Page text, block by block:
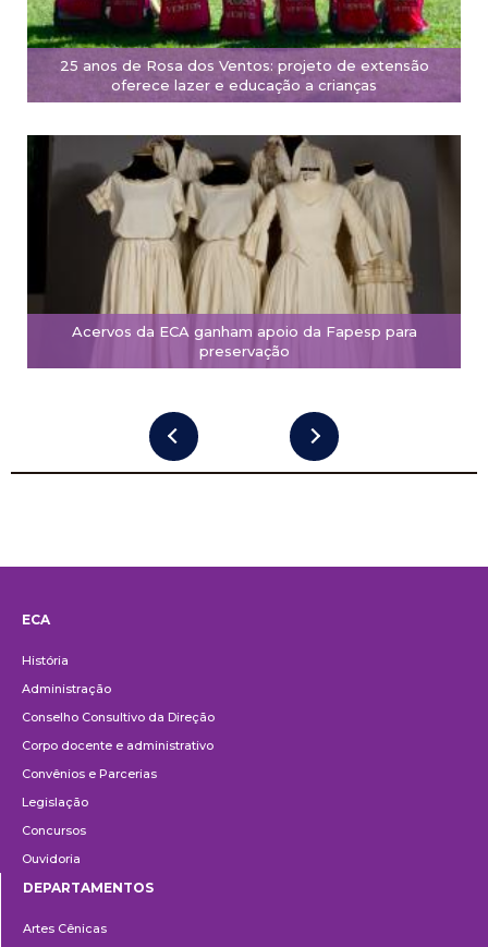
25 anos de Rosa dos Ventos: projeto de extensão
oferece lazer e educação a crianças
Acervos da ECA ganham apoio da Fapesp para
preservação
ECA
História
Administração
Conselho Consultivo da Direção
Corpo docente e administrativo
Convênios e Parcerias
Legislação
Concursos
Ouvidoria
DEPARTAMENTOS
Artes Cênicas